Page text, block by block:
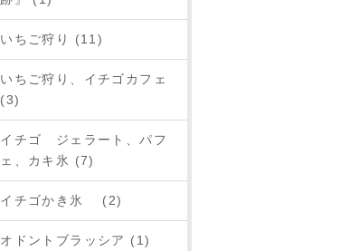
いちご狩り (11)
いちご狩り、イチゴカフェ
(3)
イチゴ ジェラート、パフ
ェ、カキ氷 (7)
イチゴかき氷 (2)
オドントブラッシア (1)